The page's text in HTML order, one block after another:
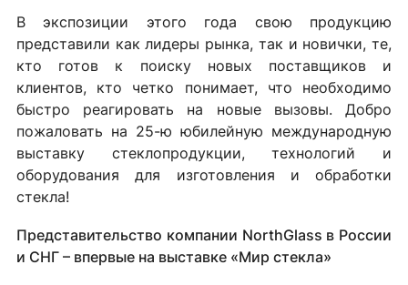
В экспозиции этого года свою продукцию
представили как лидеры рынка, так и новички, те,
кто готов к поиску новых поставщиков и
клиентов, кто четко понимает, что необходимо
быстро реагировать на новые вызовы. Добро
пожаловать на 25-ю юбилейную международную
выставку стеклопродукции, технологий и
оборудования для изготовления и обработки
стекла!
Представительство компании NorthGlass в России
и СНГ – впервые на выставке «Мир стекла»